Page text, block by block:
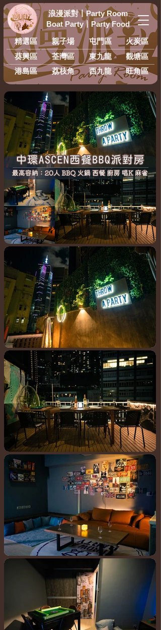
精選區 親子場 屯門區
火炭區
葵興區
荃灣區 東九龍
​觀塘區
旺角區
西九龍
荔枝角
港島區
浪漫派對丨Party Room
Boat Party 丨 Party Food